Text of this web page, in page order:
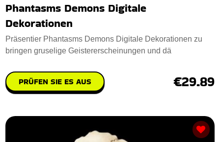
Phantasms Demons Digitale
Dekorationen
Präsentier Phantasms Demons Digitale Dekorationen zu
bringen gruselige Geistererscheinungen und dä
PRÜFEN SIE ES AUS €29.89